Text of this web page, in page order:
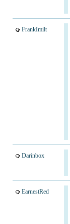
FrankImilt
Darinbox
EarnestRed